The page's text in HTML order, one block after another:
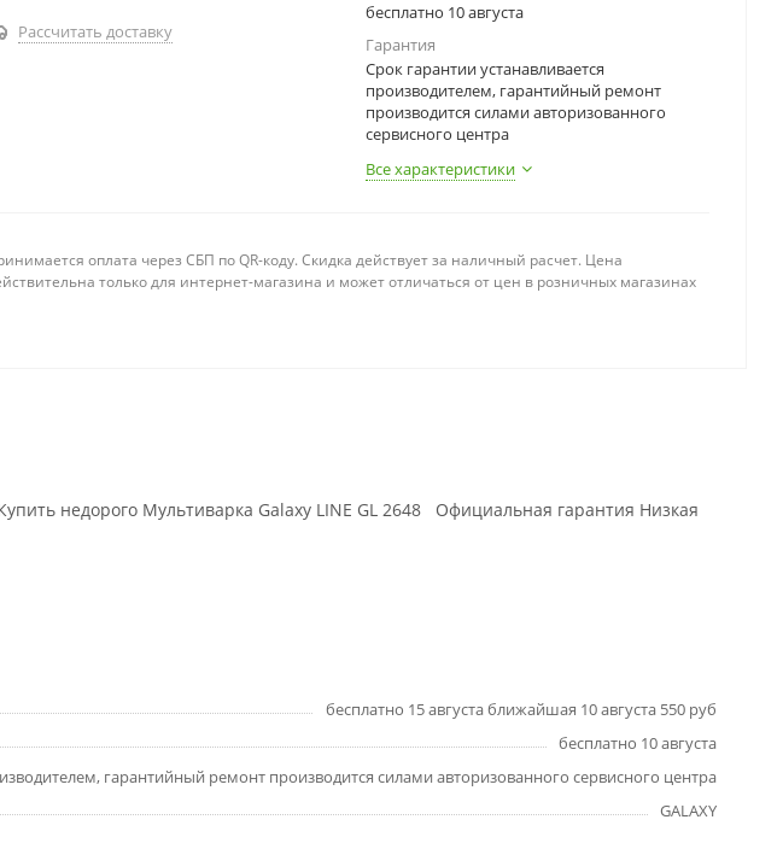
Рассчитать доставку
бесплатно 10 августа
Гарантия
Срок гарантии устанавливается
производителем, гарантийный ремонт
производится силами авторизованного
сервисного центра
Все характеристики
оплата через СБП по QR-коду. Скидка действует за наличный расчет. Цена
только для интернет-магазина и может отличаться от цен в розничных магазинах
недорого Мультиварка Galaxy LINE GL 2648 Официальная гарантия Низкая
бесплатно 15 августа ближайшая 10 августа 550 руб
бесплатно 10 августа
гарантийный ремонт производится силами авторизованного сервисного центра
GALAXY